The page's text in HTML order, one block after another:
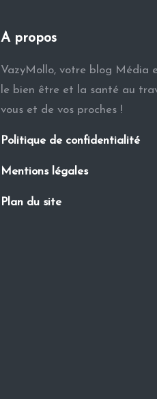
A propos
VazyMollo, votre blog Média
le bien être et la santé au
vous et de vos proches !
Politique de confidentialité
Mentions légales
Plan du site